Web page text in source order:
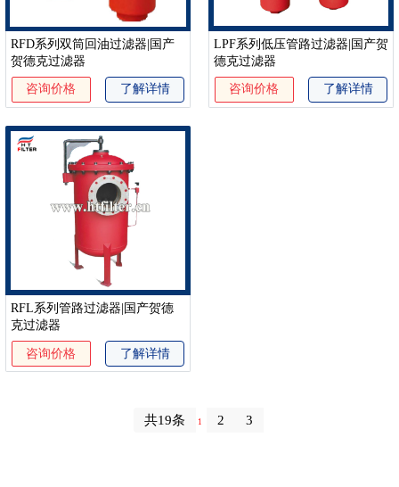
RFD系列双筒回油过滤器|国产
贺德克过滤器
咨询价格 了解详情
LPF系列低压管路过滤器|国产贺
德克过滤器
咨询价格 了解详情
RFL系列管路过滤器|国产贺德
克过滤器
咨询价格 了解详情
共19条 1 2 3